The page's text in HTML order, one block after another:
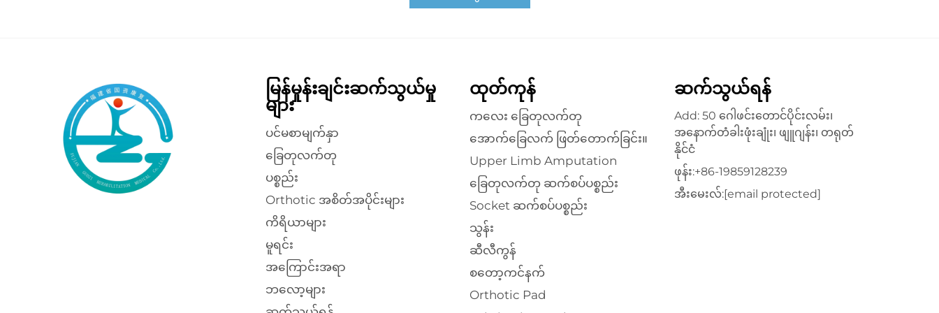
မြန်မှုန်းချင်းဆက်သွယ်မှု
များ
ပင်မစာမျက်နှာ
ခြေတုလက်တု
ပစ္စည်း
Orthotic အစိတ်အပိုင်းများ
ကိရိယာများ
မူရင်း
အကြောင်းအရာ
ဘလော့များ
ထုတ်ကုန်
ကလေး ခြေတုလက်တု
အောက်ခြေလက် ဖြတ်တောက်ခြင်း။
Upper Limb Amputation
ခြေတုလက်တု ဆက်စပ်ပစ္စည်း
Socket ဆက်စပ်ပစ္စည်း
သွန်း
ဆီလီကွန်
စတော့ကင်နက်
Orthotic Pad
ဆက်သွယ်ရန်
Add: 50 ဂေါဖင်းတောင်ပိုင်းလမ်း၊
အနောက်တံခါးဖုံးချုံး၊ ဖျူဂျန်း၊ တရုတ်
နိုင်ငံ
ဖုန်း:+86-19859128239
အီးမေးလ်:[email protected]